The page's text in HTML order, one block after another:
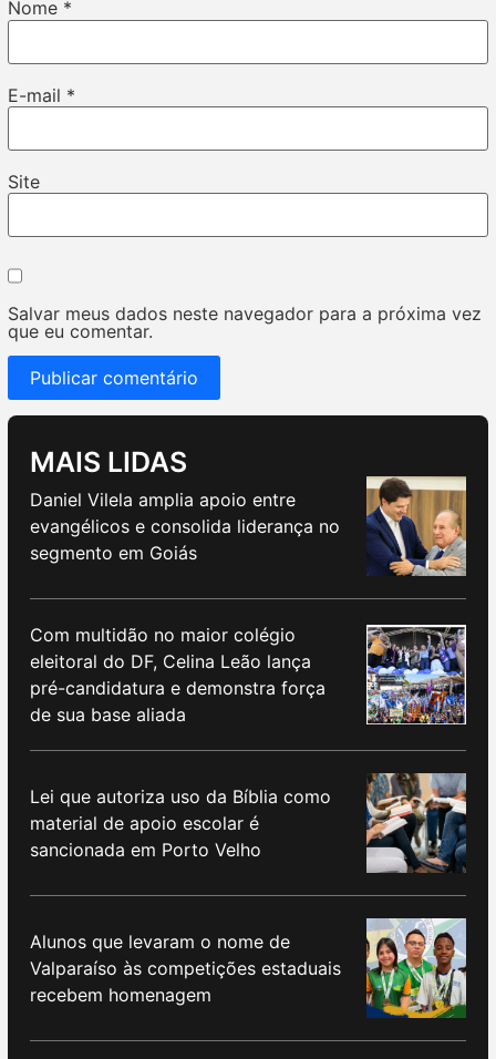
Nome *
E-mail *
Site
Salvar meus dados neste navegador para a próxima vez
que eu comentar.
MAIS LIDAS
Daniel Vilela amplia apoio entre
evangélicos e consolida liderança no
segmento em Goiás
Com multidão no maior colégio
eleitoral do DF, Celina Leão lança
pré-candidatura e demonstra força
de sua base aliada
Lei que autoriza uso da Bíblia como
material de apoio escolar é
sancionada em Porto Velho
Alunos que levaram o nome de
Valparaíso às competições estaduais
recebem homenagem